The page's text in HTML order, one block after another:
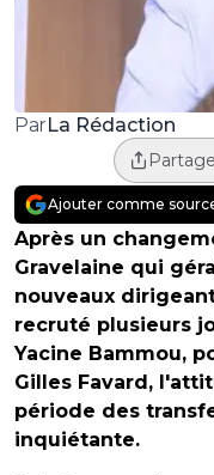
ParLa Rédaction
Ajouter comme
Après un
Gravelaine qui
nouveaux
recruté plusieurs
Yacine Bammou,
Gilles Favard,
période des
inquiétante.